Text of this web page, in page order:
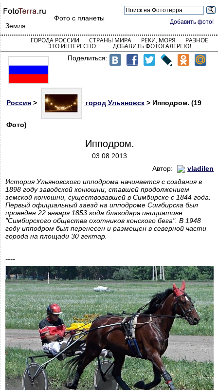
Добавить фото!
Фото с планеты
Земля
ГОРОДА РОССИИ СТРАНЫ МИРА РЕКИ, МОРЯ РАЗНОЕ
ЭТО ИНТЕРЕСНО ДОБАВИТЬ ФОТОГАЛЕРЕЮ!
Поделиться:
Россия > город Ульяновск > Ипподром. (19
Фото)
Ипподром.
03.08.2013
Автор:
vladilen
История Ульяновского ипподрома начинается с создания в
1898 году заводской конюшни, ставшей продолжением
земской конюшни, существовавшей в Симбирске с 1844 года.
Первый официальный заезд на ипподроме Симбирска был
проведен 22 января 1853 года благодаря инициативе
"Симбирского общества охотников конского бега". В 1948
году ипподром был перенесен и размещен в северной части
города на площади 30 гектар.
----